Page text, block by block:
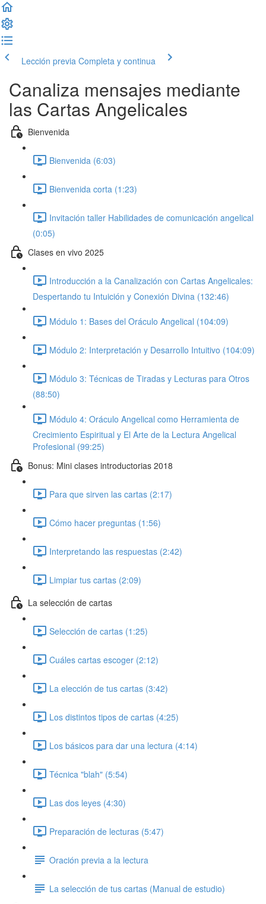
Lección previa Completa y continua
Canaliza mensajes mediante
las Cartas Angelicales
Bienvenida
Bienvenida (6:03)
Bienvenida corta (1:23)
Invitación taller Habilidades de comunicación angelical
(0:05)
Clases en vivo 2025
Introducción a la Canalización con Cartas Angelicales:
Despertando tu Intuición y Conexión Divina (132:46)
Módulo 1: Bases del Oráculo Angelical (104:09)
Módulo 2: Interpretación y Desarrollo Intuitivo (104:09)
Módulo 3: Técnicas de Tiradas y Lecturas para Otros
(88:50)
Módulo 4: Oráculo Angelical como Herramienta de
Crecimiento Espiritual y El Arte de la Lectura Angelical
Profesional (99:25)
Bonus: Mini clases introductorias 2018
Para que sirven las cartas (2:17)
Cómo hacer preguntas (1:56)
Interpretando las respuestas (2:42)
Limpiar tus cartas (2:09)
La selección de cartas
Selección de cartas (1:25)
Cuáles cartas escoger (2:12)
La elección de tus cartas (3:42)
Los distintos tipos de cartas (4:25)
Los básicos para dar una lectura (4:14)
Técnica "blah" (5:54)
Las dos leyes (4:30)
Preparación de lecturas (5:47)
Oración previa a la lectura
La selección de tus cartas (Manual de estudio)